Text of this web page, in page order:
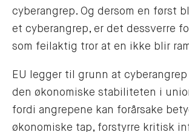
cyberangrep. Og dersom en først
et cyberangrep, er det dessverre
som feilaktig tror at en ikke blir
EU legger til grunn at
den økonomiske stabiliteten i
fordi angrepene kan forårsake
økonomiske tap, forstyrre kritisk